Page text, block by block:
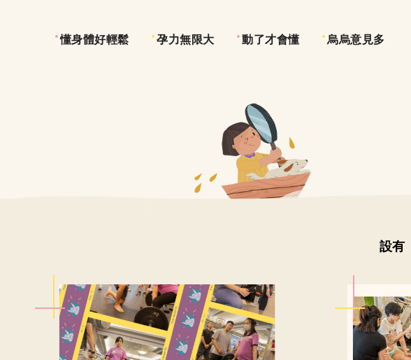
懂身體好輕鬆 孕力無限大 動了才會懂 烏烏意見多
設有